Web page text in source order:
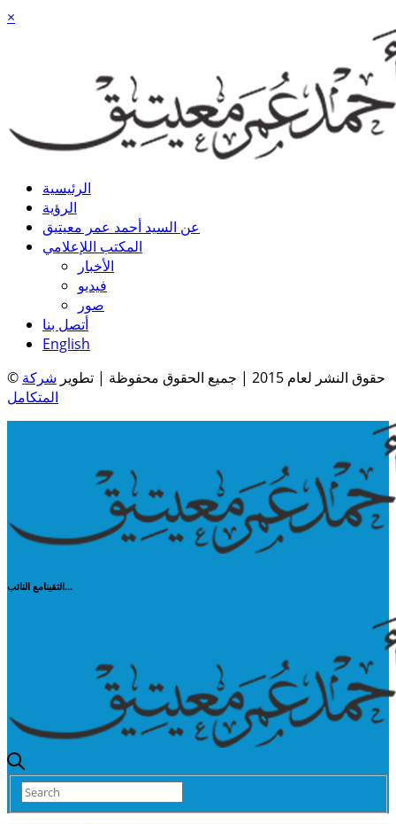
×
الرئيسية
الرؤية
عن السيد أحمد عمر معيتيق
المكتب اللإعلامي
الأخبار
فيديو
صور
أتصل بنا
English
© حقوق النشر لعام 2015 | جميع الحقوق محفوظة | تطوير
شركة
المتكامل
التقينامع النائب...